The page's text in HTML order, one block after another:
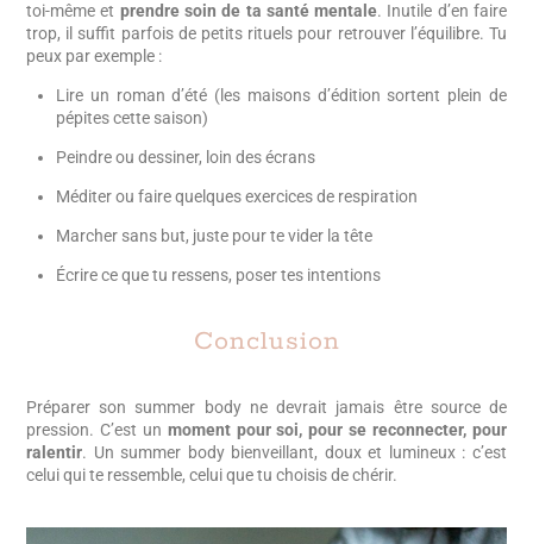
toi-même et prendre soin de ta santé mentale. Inutile d’en faire
trop, il suffit parfois de petits rituels pour retrouver l’équilibre. Tu
peux par exemple :
Lire un roman d’été (les maisons d’édition sortent plein de
pépites cette saison)
Peindre ou dessiner, loin des écrans
Méditer ou faire quelques exercices de respiration
Marcher sans but, juste pour te vider la tête
Écrire ce que tu ressens, poser tes intentions
Conclusion
Préparer son summer body ne devrait jamais être source de
pression. C’est un moment pour soi, pour se reconnecter, pour
ralentir. Un summer body bienveillant, doux et lumineux : c’est
celui qui te ressemble, celui que tu choisis de chérir.